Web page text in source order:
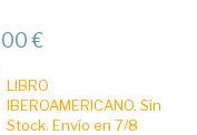
€
LIBRO
IBEROAMERICANO. Sin
Stock. Envío en 7/8